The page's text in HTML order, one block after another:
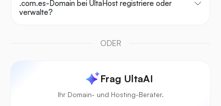
.com.es-Domain bei UltaHost registriere oder
verwalte?
ODER
Frag UltaAI
Ihr Domain- und Hosting-Berater.